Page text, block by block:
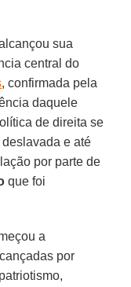
sua
central do
, confirmada pela
daquele
de direita se
e até
por parte de
que foi
a
por